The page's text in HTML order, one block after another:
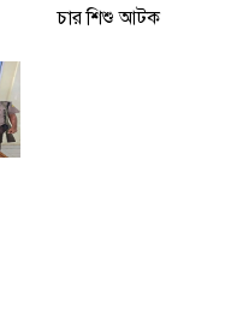
চার শিশু আটক